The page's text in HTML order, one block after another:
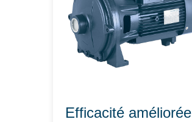
Efficacité améliorée